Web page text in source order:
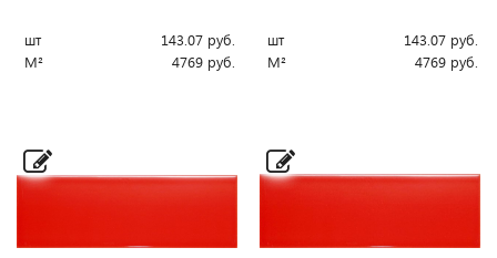
шт 143.07 руб.
М²
4769 руб.
шт 143.07 руб.
М²
4769 руб.